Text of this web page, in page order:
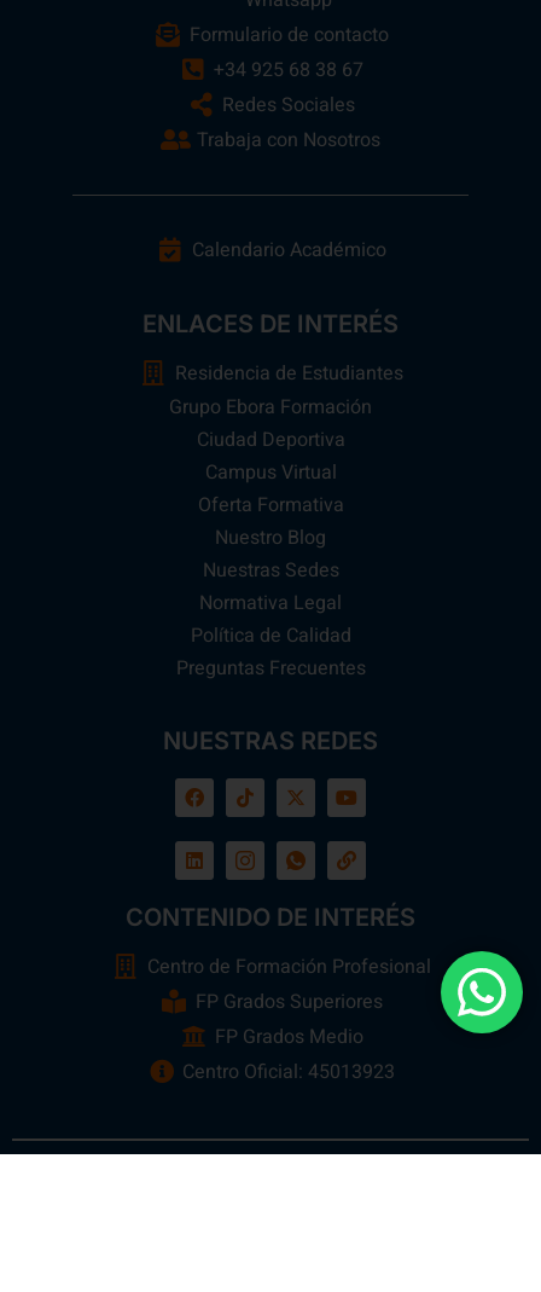
Formulario de contacto
+34 925 68 38 67
Redes Sociales
Trabaja con Nosotros
Calendario Académico
ENLACES DE INTERÉS
Residencia de Estudiantes
Grupo Ebora Formación
Ciudad Deportiva
Campus Virtual
Oferta Formativa
Nuestro Blog
Nuestras Sedes
Normativa Legal
Política de Calidad
Preguntas Frecuentes
NUESTRAS REDES
CONTENIDO DE INTERÉS
Centro de Formación Profesional
FP Grados Superiores
FP Grados Medio
Centro Oficial: 45013923